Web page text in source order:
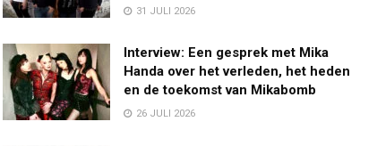
31 JULI 2026
Interview: Een gesprek met Mika
Handa over het verleden, het heden
en de toekomst van Mikabomb
26 JULI 2026